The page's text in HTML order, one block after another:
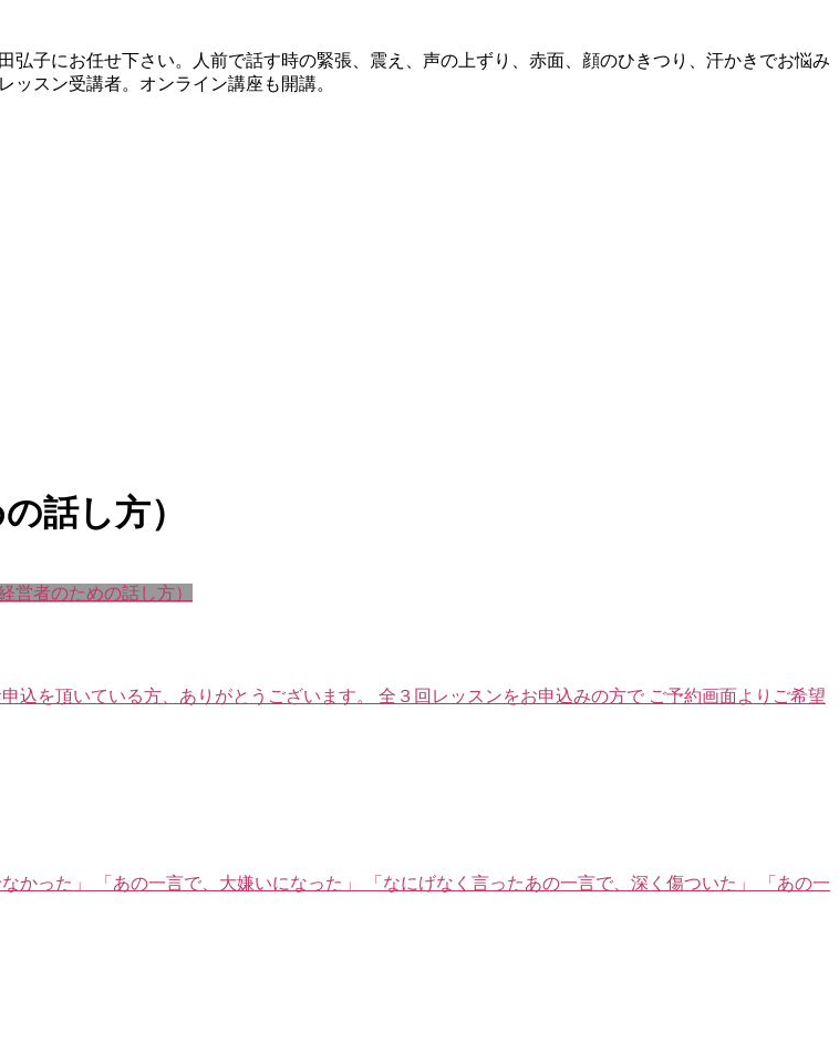
子にお任せ下さい。人前で話す時の緊張、震え、声の上ずり、赤面、顔のひきつり、汗かきでお悩み
スン受講者。オンライン講座も開講。
話し方）
営者のための話し方）
込を頂いている方、ありがとうございます。 全３回レッスンをお申込みの方で ご予約画面よりご希望
った」 「あの一言で、大嫌いになった」 「なにげなく言ったあの一言で、深く傷ついた」 「あの一